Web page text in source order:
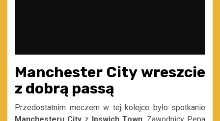
Manchester City wreszcie
z dobrą passą
Przedostatnim meczem w tej kolejce było spotkanie